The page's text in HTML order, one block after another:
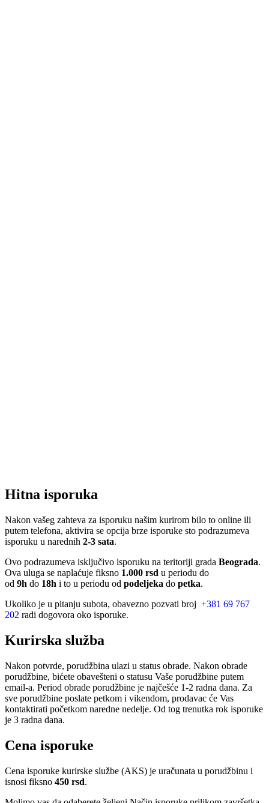
Hitna isporuka
Nakon vašeg zahteva za isporuku našim kurirom bilo to online ili
putem telefona, aktivira se opcija brze isporuke sto podrazumeva
isporuku u narednih 2-3 sata.
Ovo podrazumeva isključivo isporuku na teritoriji grada Beograda.
Ova uluga se naplaćuje fiksno 1.000 rsd u periodu do
od 9h do 18h i to u periodu od podeljeka do petka.
Ukoliko je u pitanju subota, obavezno pozvati broj +381 69 767
202 radi dogovora oko isporuke.
Kurirska služba
Nakon potvrde, porudžbina ulazi u status obrade. Nakon obrade
porudžbine, bićete obavešteni o statusu Vaše porudžbine putem
email-a. Period obrade porudžbine je najčešće 1-2 radna dana. Za
sve porudžbine poslate petkom i vikendom, prodavac će Vas
kontaktirati početkom naredne nedelje. Od tog trenutka rok isporuke
je 3 radna dana.
Cena isporuke
Cena isporuke kurirske službe (AKS) je uračunata u porudžbinu i
isnosi fiksno 450 rsd.